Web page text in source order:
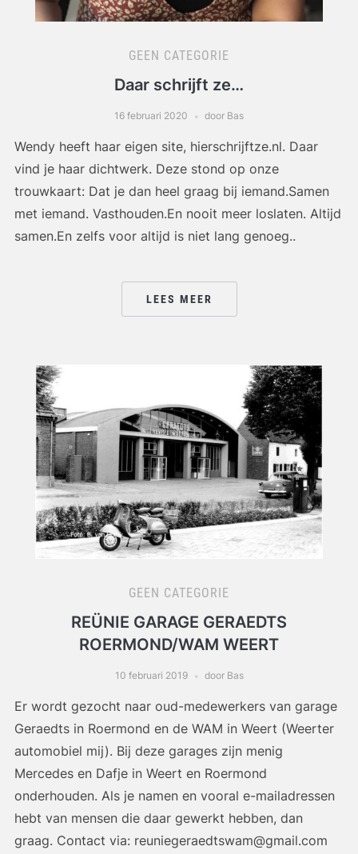
GEEN CATEGORIE
Daar schrijft ze…
16 februari 2020 door Bas
Wendy heeft haar eigen site, hierschrijftze.nl. Daar
vind je haar dichtwerk. Deze stond op onze
trouwkaart: Dat je dan heel graag bij iemand.Samen
met iemand. Vasthouden.En nooit meer loslaten. Altijd
samen.En zelfs voor altijd is niet lang genoeg..
LEES MEER
GEEN CATEGORIE
REÜNIE GARAGE GERAEDTS
ROERMOND/WAM WEERT
10 februari 2019 door Bas
Er wordt gezocht naar oud-medewerkers van garage
Geraedts in Roermond en de WAM in Weert (Weerter
automobiel mij). Bij deze garages zijn menig
Mercedes en Dafje in Weert en Roermond
onderhouden. Als je namen en vooral e-mailadressen
hebt van mensen die daar gewerkt hebben, dan
graag. Contact via: reuniegeraedtswam@gmail.com